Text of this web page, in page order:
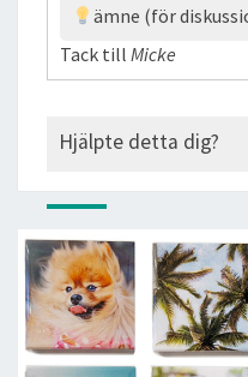
ämne (för
Tack till Micke
Hjälpte detta dig?